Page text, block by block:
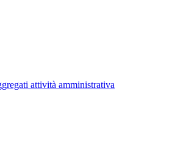
attività amministrativa